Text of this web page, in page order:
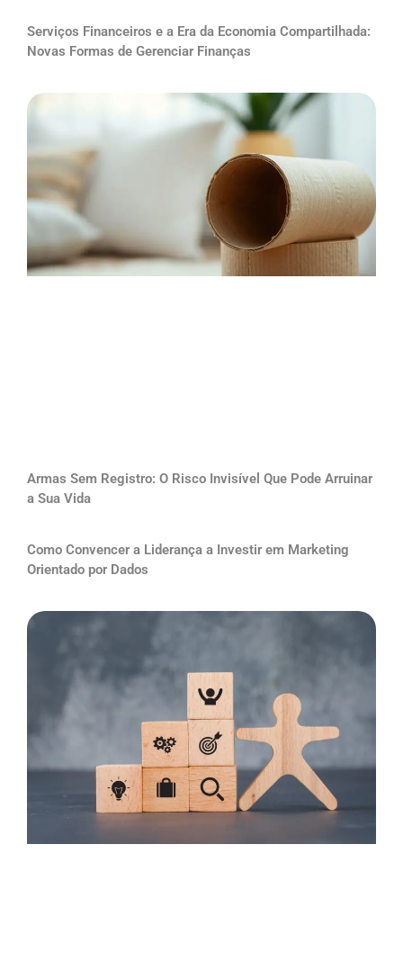
Serviços Financeiros e a Era da Economia Compartilhada:
Novas Formas de Gerenciar Finanças
Armas Sem Registro: O Risco Invisível Que Pode Arruinar
a Sua Vida
Como Convencer a Liderança a Investir em Marketing
Orientado por Dados